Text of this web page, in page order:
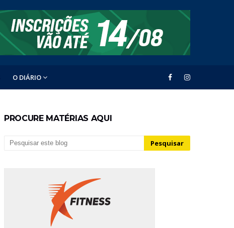
O DIÁRIO
PROCURE MATÉRIAS AQUI